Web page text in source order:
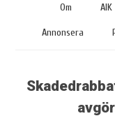
Om AIK
Annonsera